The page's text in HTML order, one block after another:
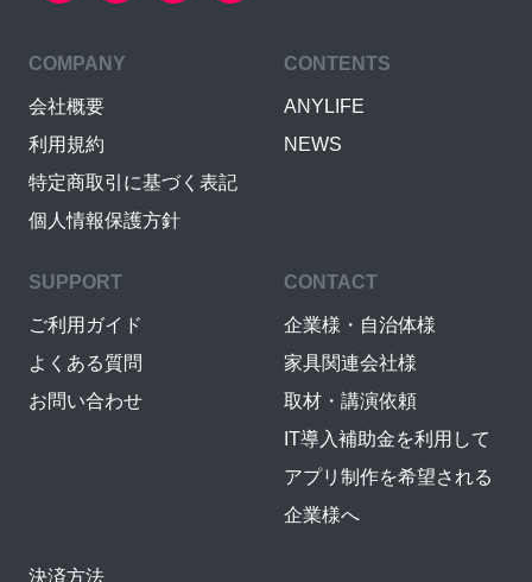
COMPANY
会社概要
利用規約
特定商取引に基づく表記
個人情報保護方針
CONTENTS
ANYLIFE
NEWS
SUPPORT
ご利用ガイド
よくある質問
お問い合わせ
CONTACT
企業様・自治体様
家具関連会社様
取材・講演依頼
IT導入補助金を利用して
アプリ制作を希望される
企業様へ
決済方法